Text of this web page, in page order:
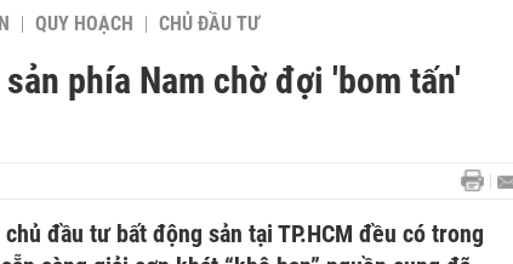
QUY HOẠCH CHỦ ĐẦU TƯ
phía Nam chờ đợi 'bom tấn'
đầu tư bất động sản tại TP.HCM đều có trong